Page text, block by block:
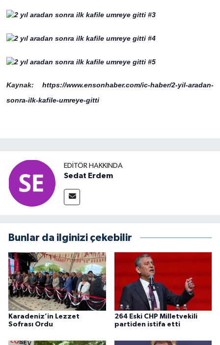
Kaynak:https://www.ensonhaber.com/ic-haber/2-yil-aradan-
sonra-ilk-kafile-umreye-gitti
EDITÖR HAKKINDA
Sedat Erdem
Bunlar da ilginizi çekebilir
Karadeniz’in Lezzet
Sofrası Ordu
264 Eski CHP Milletvekili
partiden istifa etti